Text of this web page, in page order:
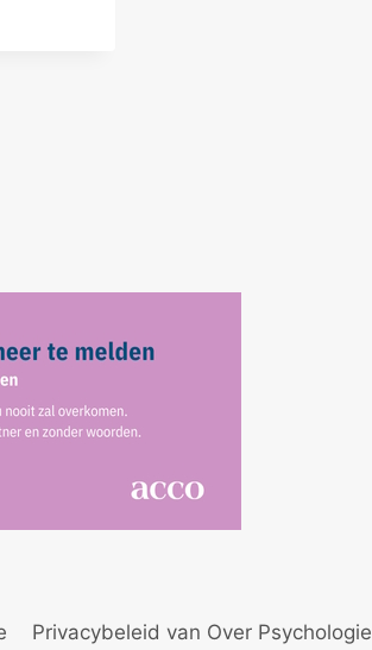
Privacybeleid van Over Psychologie